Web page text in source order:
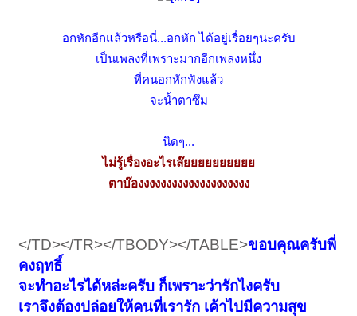
อกหักอีกแล้วหรือนี่...อกหัก ได้อยู่เรื่อยๆนะครับ
เป็นเพลงที่เพราะมากอีกเพลงหนึ่ง
ที่คนอกหักฟังแล้ว
จะน้ำตาซึม
นิดๆ...
ไม่รู้เรื่องอะไรเล๊ยยยยยยยยยย
ตาบ๊องงงงงงงงงงงงงงงงงงงง
</TD></TR></TBODY></TABLE>ขอบคุณครับพี่
คงฤทธิ์
จะทำอะไรได้หล่ะครับ ก็เพราะว่ารักไงครับ
เราจึงต้องปล่อยให้คนที่เรารัก เค้าไปมีความสุข